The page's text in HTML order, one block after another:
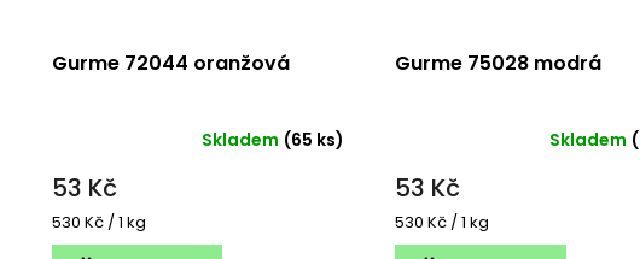
Gurme 72044 oranžová
Skladem (65 ks)
53 Kč
Měrná
cena:
530 Kč / 1 kg
Gurme 75028 modrá
Skladem
53 Kč
Měrná
cena:
530 Kč / 1 kg